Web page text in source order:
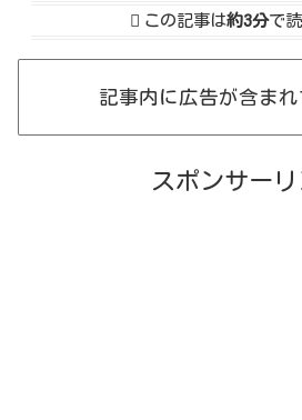
この記事は約3分で読
記事内に広告が含まれ
スポンサーリ